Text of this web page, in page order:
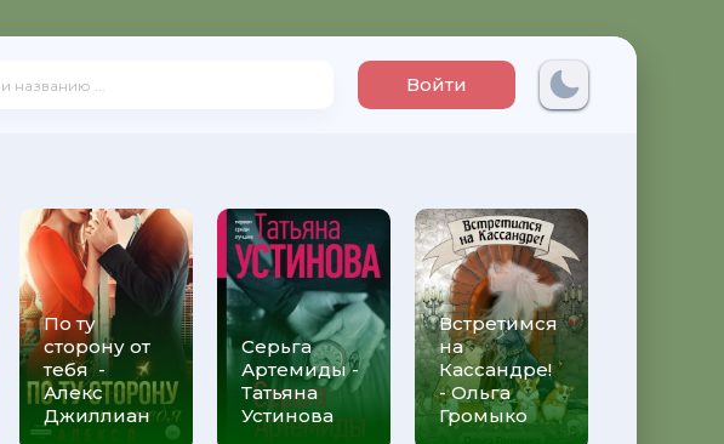
Войти
По ту
сторону от
тебя -
Алекс
Джиллиан
Серьга
Артемиды -
Татьяна
Устинова
Встретимся
на
Кассандре!
- Ольга
Громыко